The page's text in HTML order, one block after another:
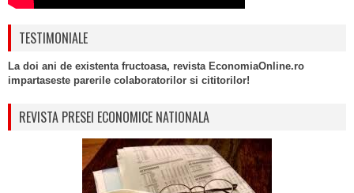
TESTIMONIALE
La doi ani de existenta fructoasa, revista EconomiaOnline.ro
impartaseste parerile colaboratorilor si cititorilor!
REVISTA PRESEI ECONOMICE NATIONALA